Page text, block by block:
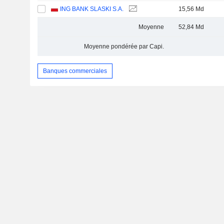
ING BANK SLASKI S.A. 15,56 Md
Moyenne 52,84 Md
Moyenne pondérée par Capi.
Banques commerciales